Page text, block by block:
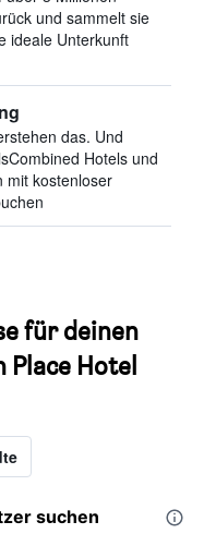
und sammelt sie
ideale Unterkunft
das. Und
Hotels und
mit kostenloser
für deinen
Hotel
suchen